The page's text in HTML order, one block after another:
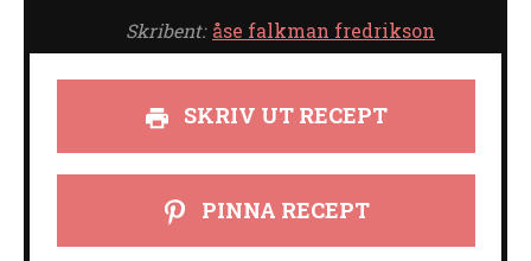
Skribent: åse falkman fredrikson
SKRIV UT RECEPT
PINNA RECEPT